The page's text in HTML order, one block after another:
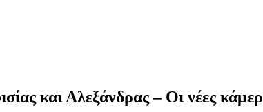
και Αλεξάνδρας‎ – Οι νέες